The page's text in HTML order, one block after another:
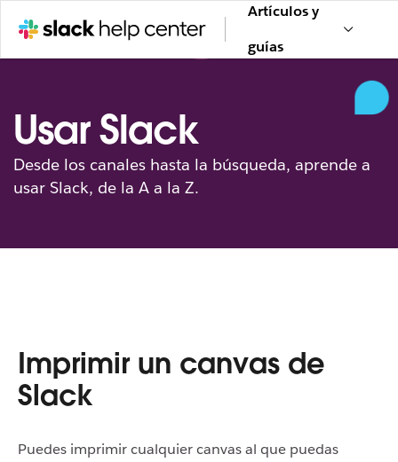
Artículos y
guías
Usar Slack
Desde los canales hasta la búsqueda, aprende a
usar Slack, de la A a la Z.
Imprimir un canvas de
Slack
Puedes imprimir cualquier canvas al que puedas